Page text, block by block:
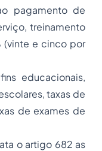
pagamento de
treinamento
(vinte e cinco por
educacionais,
taxas de
de exames de
o artigo 682 as